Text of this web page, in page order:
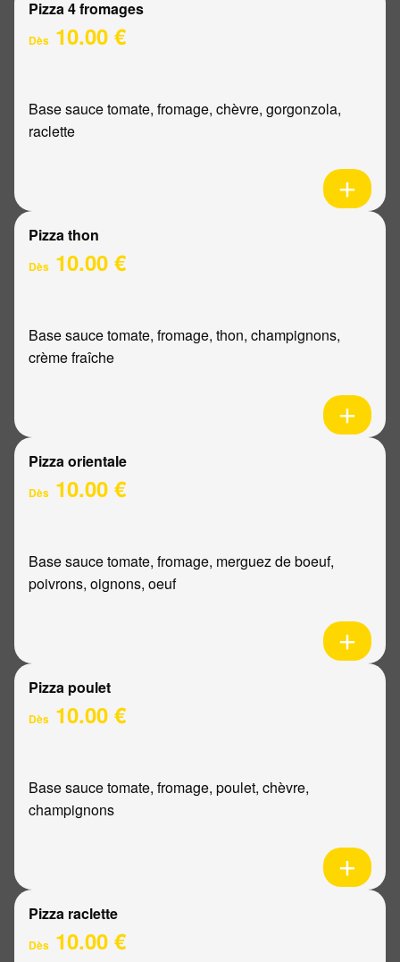
Pizza 4 fromages
Dès 10.00 €
Base sauce tomate, fromage, chèvre, gorgonzola,
raclette
Pizza thon
Dès 10.00 €
Base sauce tomate, fromage, thon, champignons,
crème fraîche
Pizza orientale
Dès 10.00 €
Base sauce tomate, fromage, merguez de boeuf,
poivrons, oignons, oeuf
Pizza poulet
Dès 10.00 €
Base sauce tomate, fromage, poulet, chèvre,
champignons
Pizza raclette
Dès 10.00 €